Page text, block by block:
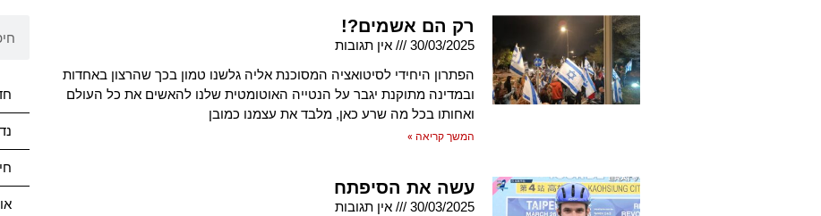
רק הם אשמים?!
30/03/2025
אין תגובות
הפתרון היחידי לסיטואציה המסוכנת אליה גלשנו טמון בכך שהרצון באחדות
ובמדינה מתוקנת יגבר על הנטייה האוטומטית שלנו להאשים את כל העולם
ואחותו בכל מה שרע כאן, מלבד את עצמנו כמובן
המשך קריאה »
עשה את הסיפתח
30/03/2025
אין תגובות